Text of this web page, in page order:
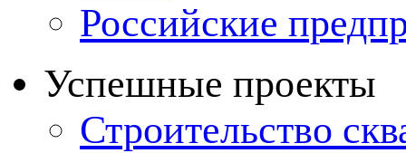
Российские
Успешные проекты
Строительство